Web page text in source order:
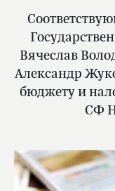
Вячеслав
Александр
бюджету и
СФ